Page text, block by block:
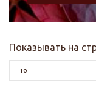
Показывать на